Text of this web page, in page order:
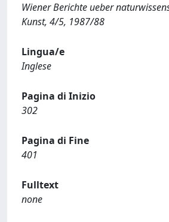
Wiener Berichte ueber
Kunst, 4/5, 1987/88
Lingua/e
Inglese
Pagina di Inizio
302
Pagina di Fine
401
Fulltext
none